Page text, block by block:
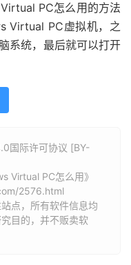
PC怎么用的方法
Virtual PC虚拟机，之
系统，最后就可以打开
国际许可协议 [BY-
Virtual PC怎么用》
2576.html
点，所有软件信息均
目的，并不贩卖软